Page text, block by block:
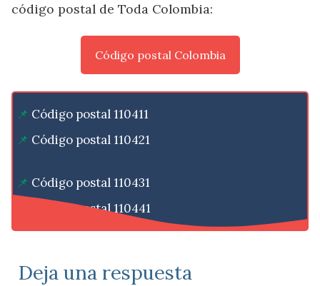
código postal de Toda Colombia:
Código postal Colombia
Código postal 110411
Código postal 110421
Código postal 110431
Código postal 110441
Deja una respuesta